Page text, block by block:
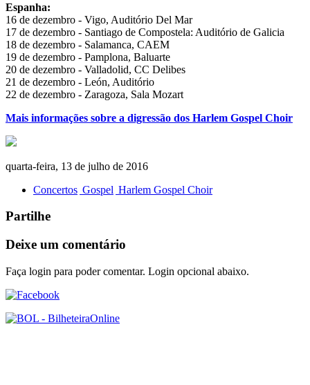
Espanha:
16 de dezembro - Vigo, Auditório Del Mar
17 de dezembro - Santiago de Compostela: Auditório de Galicia
18 de dezembro - Salamanca, CAEM
19 de dezembro - Pamplona, Baluarte
20 de dezembro - Valladolid, CC Delibes
21 de dezembro - León, Auditório
22 de dezembro - Zaragoza, Sala Mozart
Mais informações sobre a digressão dos Harlem Gospel Choir
quarta-feira, 13 de julho de 2016
Concertos Gospel Harlem Gospel Choir
Partilhe
Deixe um comentário
Faça login para poder comentar. Login opcional abaixo.